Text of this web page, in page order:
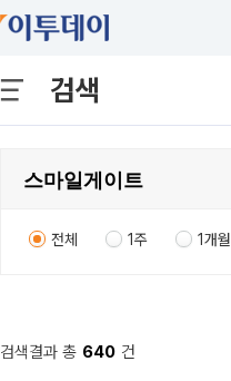
검색
전체 1주 1개월
검색결과 총 640 건